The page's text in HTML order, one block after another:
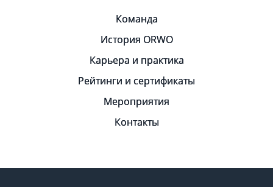
Команда
История ORWO
Карьера и практика
Рейтинги и сертификаты
Мероприятия
Контакты